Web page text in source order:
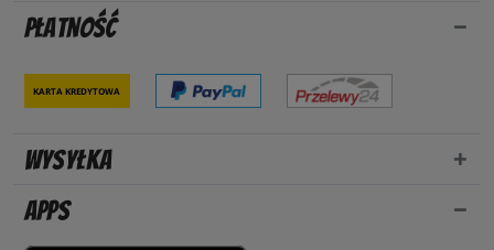
Płatność
Karta kredytowa
Wysyłka
Apps